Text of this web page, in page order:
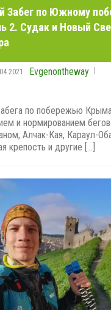
Забег по Южному
2. Судак и Новый
Evgenontheway
по побережью
и нормированием
Алчак-Кая, Караул-
крепость и другие [...]